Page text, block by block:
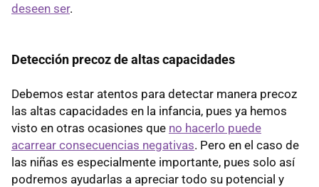
deseen ser.
Detección precoz de altas capacidades
Debemos estar atentos para detectar manera precoz
las altas capacidades en la infancia, pues ya hemos
visto en otras ocasiones que no hacerlo puede
acarrear consecuencias negativas. Pero en el caso de
las niñas es especialmente importante, pues solo así
podremos ayudarlas a apreciar todo su potencial y